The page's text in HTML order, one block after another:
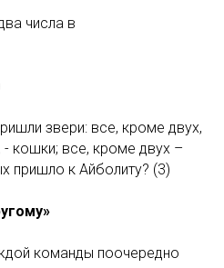
числа в
звери: все, кроме двух,
кошки; все, кроме двух –
пришло к Айболиту? (3)
команды поочередно